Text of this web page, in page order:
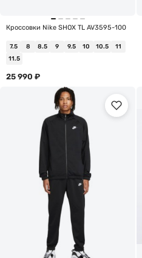
Кроссовки Nike SHOX TL AV3595-100
7.5 8 8.5 9 9.5 10 10.5
11
11.5
25 990 ₽